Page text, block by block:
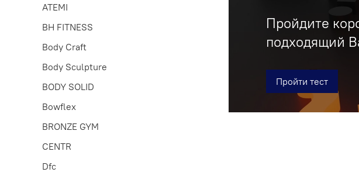
Пройдите
подходящий
Пройти тест
ATEMI
BH FITNESS
Body Craft
Body Sculpture
BODY SOLID
Bowflex
BRONZE GYM
CENTR
Dfc